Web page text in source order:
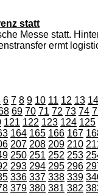
statt
Messe statt.
ermt
6 7 8 9 10 11 12 13 14
69 70 71 72 73 74
121 122 123 124 125
164 165 166 167
207 208 209 210
250 251 252 253
293 294 295 296
336 337 338 339
379 380 381 382